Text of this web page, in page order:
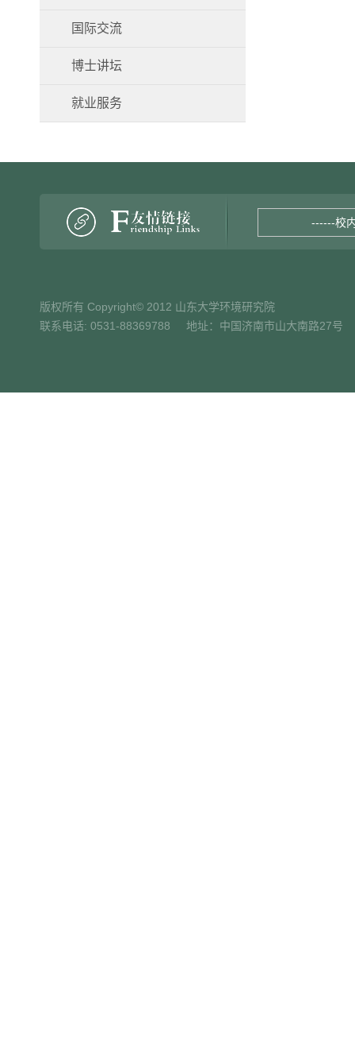
国际交流
博士讲坛
就业服务
------校
版权所有 Copyright© 2012 山东大学环境研究院
联系电话: 0531-88369788 地址：中国济南市山大南路27号